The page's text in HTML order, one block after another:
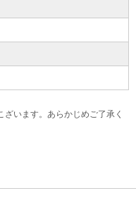
います。あらかじめご了承く